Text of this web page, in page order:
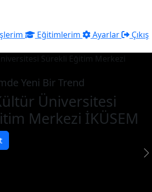
Eğitimlerim Ayarlar
Çıkış
Yeni Bir Trend
Üniversitesi
Merkezi İKÜSEM